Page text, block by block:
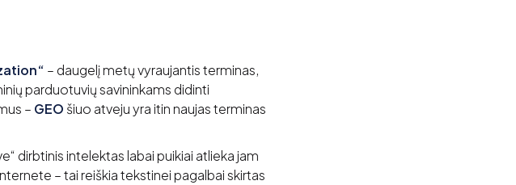
– daugelį metų vyraujantis terminas,
parduotuvių savininkams didinti
– GEO šiuo atveju yra itin naujas terminas
dirbtinis intelektas labai puikiai atlieka jam
– tai reiškia tekstinei pagalbai skirtas